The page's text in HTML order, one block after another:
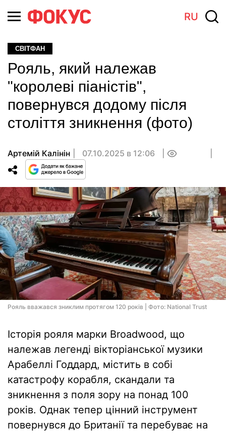
RU
СВІТФАН
Рояль, який належав
"королеві піаністів",
повернувся додому після
століття зникнення (фото)
Артемій Калінін 07.10.2025 в 12:06
Рояль вважався зниклим протягом 120 років | Фото: National Trust
Історія рояля марки Broadwood, що
належав легенді вікторіанської музики
Арабеллі Годдард, містить в собі
катастрофу корабля, скандали та
зникнення з поля зору на понад 100
років. Однак тепер цінний інструмент
повернувся до Британії та перебуває на